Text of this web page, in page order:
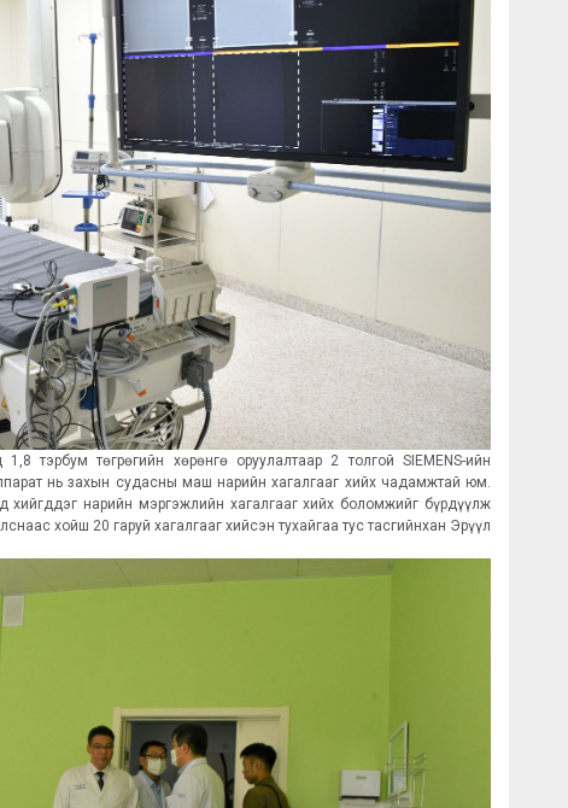
тэрбум төгрөгийн хөрөнгө оруулалтаар 2 толгой SIEMENS-ийн
нь захын судасны маш нарийн хагалгааг хийх чадамжтай юм.
хийгддэг нарийн мэргэжлийн хагалгааг хийх боломжийг бүрдүүлж
хойш 20 гаруй хагалгааг хийсэн тухайгаа тус тасгийнхан Эрүүл